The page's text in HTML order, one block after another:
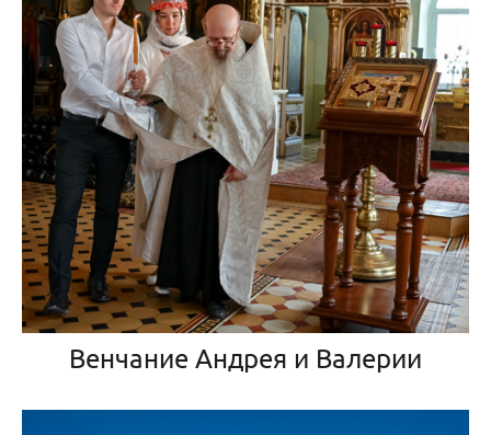
Венчание Андрея и Валерии